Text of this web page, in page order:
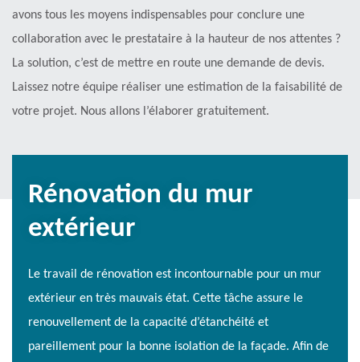
avons tous les moyens indispensables pour conclure une
collaboration avec le prestataire à la hauteur de nos attentes ?
La solution, c’est de mettre en route une demande de devis.
Laissez notre équipe réaliser une estimation de la faisabilité de
votre projet. Nous allons l’élaborer gratuitement.
Rénovation du mur
extérieur
Le travail de rénovation est incontournable pour un mur
extérieur en très mauvais état. Cette tâche assure le
renouvellement de la capacité d’étanchéité et
pareillement pour la bonne isolation de la façade. Afin de